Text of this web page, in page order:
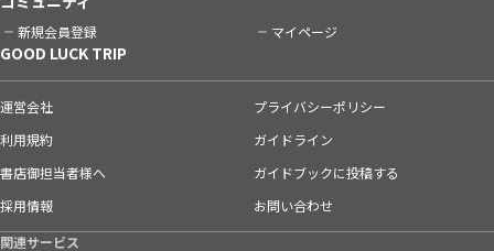
新規会員登録 マイページ
GOOD LUCK TRIP
運営会社
プライバシーポリシー
利用規約
ガイドライン
書店御担当者様へ
ガイドブックに投稿する
採用情報
お問い合わせ
関連サービス